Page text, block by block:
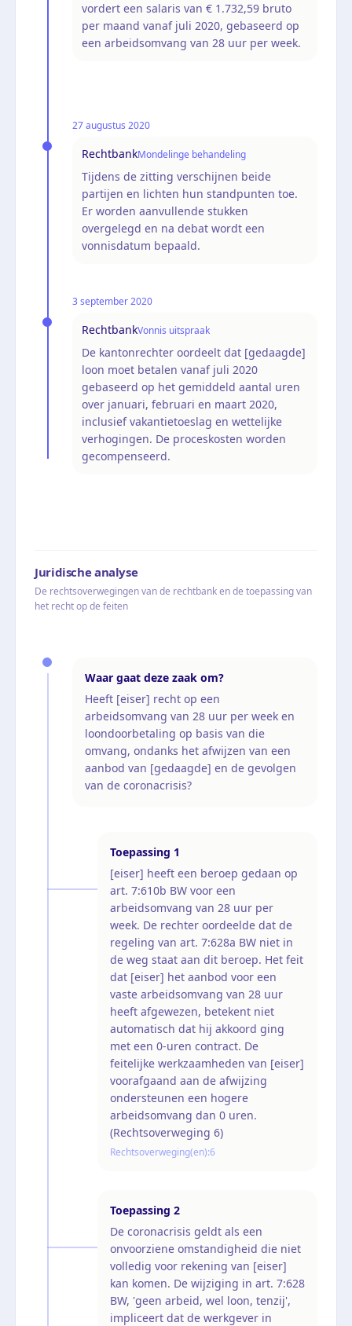
vordert een salaris van € 1.732,59 bruto
per maand vanaf juli 2020, gebaseerd op
een arbeidsomvang van 28 uur per week.
27 augustus 2020
RechtbankMondelinge behandeling
Tijdens de zitting verschijnen beide
partijen en lichten hun standpunten toe.
Er worden aanvullende stukken
overgelegd en na debat wordt een
vonnisdatum bepaald.
3 september 2020
RechtbankVonnis uitspraak
De kantonrechter oordeelt dat [gedaagde]
loon moet betalen vanaf juli 2020
gebaseerd op het gemiddeld aantal uren
over januari, februari en maart 2020,
inclusief vakantietoeslag en wettelijke
verhogingen. De proceskosten worden
gecompenseerd.
Juridische analyse
De rechtsoverwegingen van de rechtbank en de toepassing van
het recht op de feiten
Waar gaat deze zaak om?
Heeft [eiser] recht op een
arbeidsomvang van 28 uur per week en
loondoorbetaling op basis van die
omvang, ondanks het afwijzen van een
aanbod van [gedaagde] en de gevolgen
van de coronacrisis?
Toepassing 1
[eiser] heeft een beroep gedaan op
art. 7:610b BW voor een
arbeidsomvang van 28 uur per
week. De rechter oordeelde dat de
regeling van art. 7:628a BW niet in
de weg staat aan dit beroep. Het feit
dat [eiser] het aanbod voor een
vaste arbeidsomvang van 28 uur
heeft afgewezen, betekent niet
automatisch dat hij akkoord ging
met een 0-uren contract. De
feitelijke werkzaamheden van [eiser]
voorafgaand aan de afwijzing
ondersteunen een hogere
arbeidsomvang dan 0 uren.
(Rechtsoverweging 6)
Rechtsoverweging(en):6
Toepassing 2
De coronacrisis geldt als een
onvoorziene omstandigheid die niet
volledig voor rekening van [eiser]
kan komen. De wijziging in art. 7:628
BW, 'geen arbeid, wel loon, tenzij',
impliceert dat de werkgever in